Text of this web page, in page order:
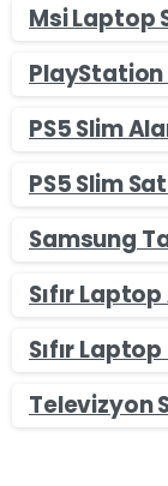
Msi Laptop
PlayStation
PS5 Slim
PS5 Slim
Samsung
Sıfır
Sıfır
Televizyon